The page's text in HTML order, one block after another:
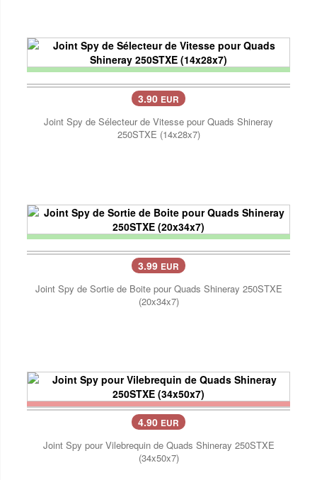
3.90 EUR
Joint Spy de Sélecteur de Vitesse pour Quads Shineray
250STXE (14x28x7)
3.99 EUR
Joint Spy de Sortie de Boite pour Quads Shineray 250STXE
(20x34x7)
4.90 EUR
Joint Spy pour Vilebrequin de Quads Shineray 250STXE
(34x50x7)